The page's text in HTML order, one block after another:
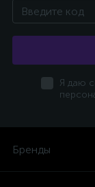
Я даю
Бренды